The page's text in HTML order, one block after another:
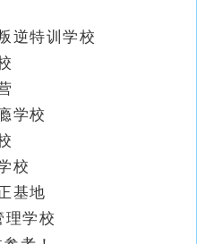
逆特训学校
学校
校
基地
学校